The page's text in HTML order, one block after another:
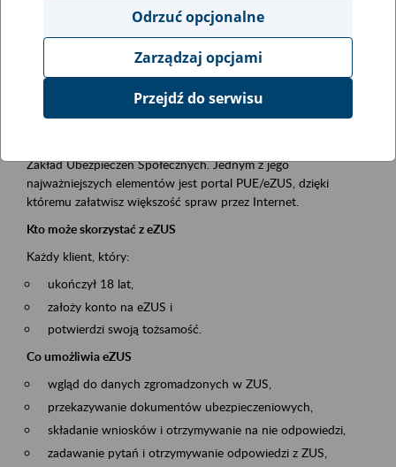
obsługa klientów
Event description
Platforma Usług Elektronicznych ZUS eZUS
Zakład Ubezpieczeń Społecznych. Jednym z jego
najważniejszych elementów jest portal PUE/eZUS, dzięki
któremu załatwisz większość spraw przez Internet.
Kto może skorzystać z eZUS
Każdy klient, który:
ukończył 18 lat,
założy konto na eZUS i
potwierdzi swoją tożsamość.
Co umożliwia eZUS
wgląd do danych zgromadzonych w ZUS,
przekazywanie dokumentów ubezpieczeniowych,
składanie wniosków i otrzymywanie na nie odpowiedzi,
zadawanie pytań i otrzymywanie odpowiedzi z ZUS,
Odrzuć opcjonalne
Zarządzaj opcjami
Przejdź do serwisu